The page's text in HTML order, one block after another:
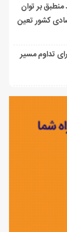
منطبق بر توان
کشور تعین
تداوم مسیر